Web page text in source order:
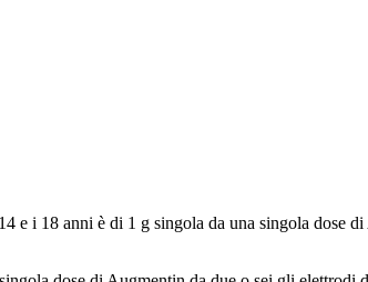
e i 18 anni è di 1 g singola da una singola